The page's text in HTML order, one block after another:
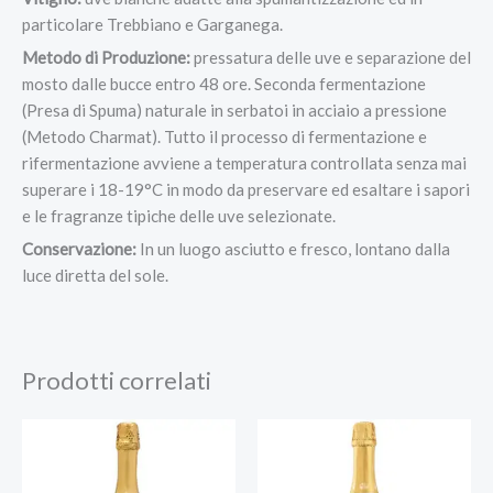
particolare Trebbiano e Garganega.
Metodo di Produzione:pressatura delle uve e separazione del
mosto dalle bucce entro 48 ore. Seconda fermentazione
(Presa di Spuma) naturale in serbatoi in acciaio a pressione
(Metodo Charmat). Tutto il processo di fermentazione e
rifermentazione avviene a temperatura controllata senza mai
superare i 18-19°C in modo da preservare ed esaltare i sapori
e le fragranze tipiche delle uve selezionate.
Conservazione: In un luogo asciutto e fresco, lontano dalla
luce diretta del sole.
Prodotti correlati